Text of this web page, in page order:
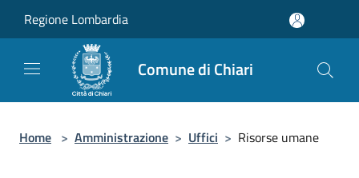
Regione Lombardia
Comune di Chiari
Home > Amministrazione > Uffici > Risorse umane